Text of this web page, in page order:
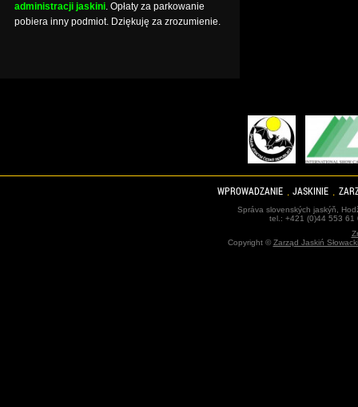
administracji jaskini. Opłaty za parkowanie
pobiera inny podmiot. Dziękuję za zrozumienie.
WPROWADZANIE JASKINIE
Správa slovenských jaskýň,
tel.: +421 (0)44 553
Copyright ©Zarząd Jaskiń